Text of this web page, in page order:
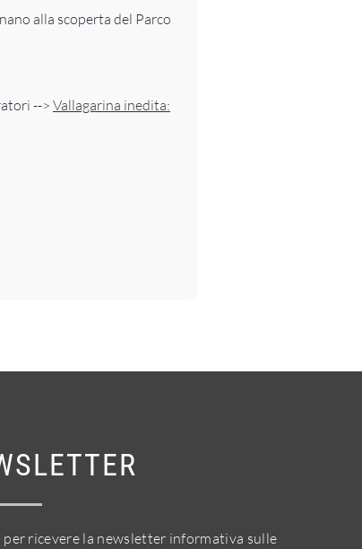
alla scoperta del Parco
--> Vallagarina inedita:
ricevere la newsletter informativa sulle